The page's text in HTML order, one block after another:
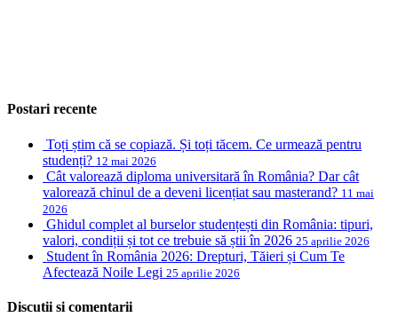
Postari recente
Toți știm că se copiază. Și toți tăcem. Ce urmează pentru
studenți? 12 mai 2026
Cât valorează diploma universitară în România? Dar cât
valorează chinul de a deveni licențiat sau masterand? 11 mai
2026
Ghidul complet al burselor studențești din România: tipuri,
valori, condiții și tot ce trebuie să știi în 2026 25 aprilie 2026
Student în România 2026: Drepturi, Tăieri și Cum Te
Afectează Noile Legi 25 aprilie 2026
Discutii si comentarii